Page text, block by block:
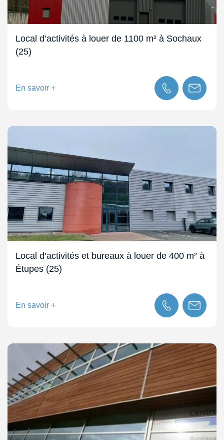
Local d’activités à louer de 1100 m² à Sochaux
(25)
En savoir +
Local d’activités et bureaux à louer de 400 m² à
Étupes (25)
En savoir +